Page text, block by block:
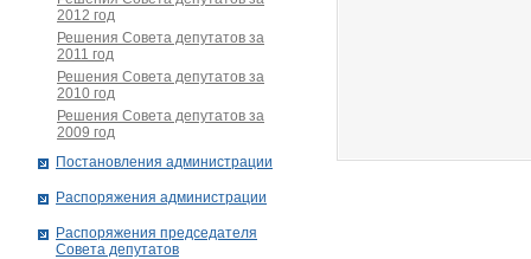
2012 год
Решения Совета депутатов за
2011 год
Решения Совета депутатов за
2010 год
Решения Совета депутатов за
2009 год
Постановления администрации
Распоряжения администрации
Распоряжения председателя
Совета депутатов